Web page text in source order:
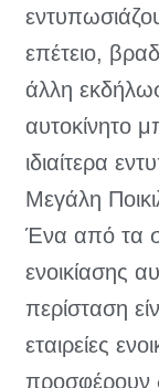
επέτειο,
άλλη
αυτοκίνητο
ιδιαίτερα
Μεγάλη
Ένα από τα
ενοικίασης
περίσταση
εταιρείες
προσφέρουν